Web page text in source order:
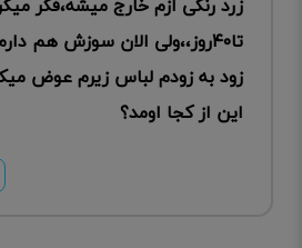
زرد رنگی ازم خارج میشه،فکر
تا۴۰روز،،ولی الان سوزش هم
زود به زودم لباس زیرم عوض
این از کجا اومد؟